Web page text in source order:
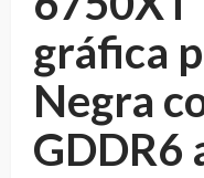
gráfica
Negra
GDDR6